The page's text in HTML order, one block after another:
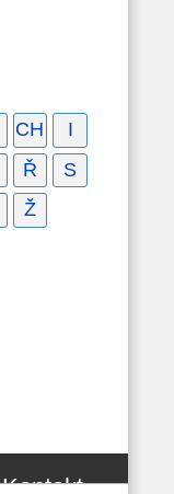
CH
I
Ř
S
Ž
Kontakt